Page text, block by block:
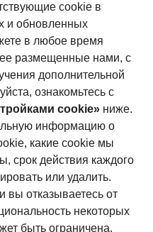
cookie в
и обновленных
в любое время
размещенные нами, с
дополнительной
ознакомьтесь с
cookie» ниже.
информацию о
какие cookie мы
срок действия каждого
или удалить.
вы отказываетесь от
некоторых
быть ограничена.